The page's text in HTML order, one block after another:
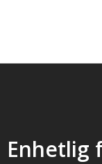
Enhetlig